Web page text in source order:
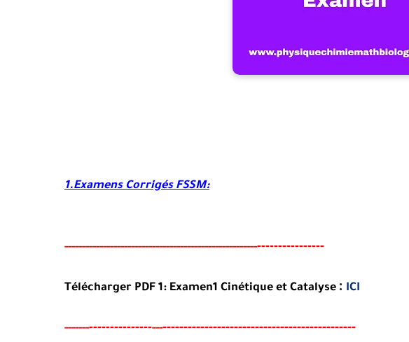
1.Examens Corrigés FSSM:
-----------------------------------------------------------------------
Télécharger PDF 1: Examen1 Cinétique et Catalyse : ICI
-----------------------------------------------------------------------